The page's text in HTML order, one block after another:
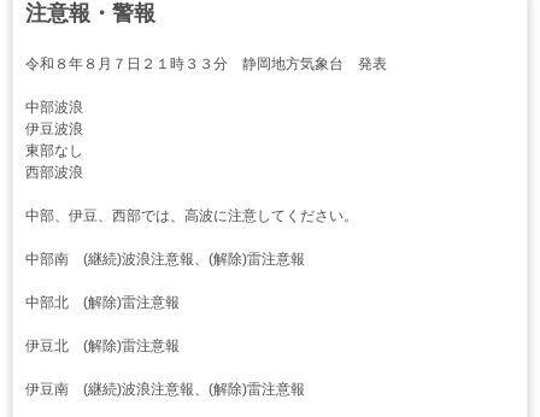
注意報・警報
令和８年８月７日２１時３３分 静岡地方気象台 発表
中部波浪
伊豆波浪
東部なし
西部波浪
中部、伊豆、西部では、高波に注意してください。
中部南 (継続)波浪注意報、(解除)雷注意報
中部北 (解除)雷注意報
伊豆北 (解除)雷注意報
伊豆南 (継続)波浪注意報、(解除)雷注意報